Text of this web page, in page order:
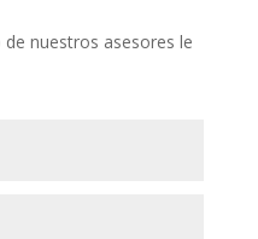
nuestros asesores le